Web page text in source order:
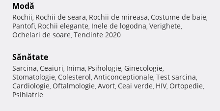
Modă
Rochii, Rochii de seara, Rochii de mireasa, Costume de baie,
Pantofi, Rochii elegante, Inele de logodna, Verighete,
Ochelari de soare, Tendinte 2020
Sănătate
Sarcina, Ceaiuri, Inima, Psihologie, Ginecologie,
Stomatologie, Colesterol, Anticonceptionale, Test sarcina,
Cardiologie, Oftalmologie, Avort, Ceai verde, HIV, Ortopedie,
Psihiatrie